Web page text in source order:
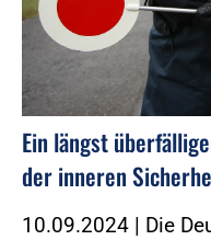
Ein längst
der inneren
10.09.2024 | Die